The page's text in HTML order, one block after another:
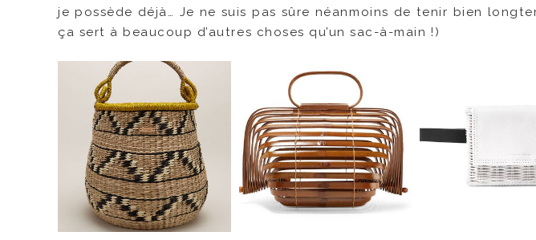
je possède déjà… Je ne suis pas sûre néanmoins de tenir bien
ça sert à beaucoup d’autres choses qu’un sac-à-main !)